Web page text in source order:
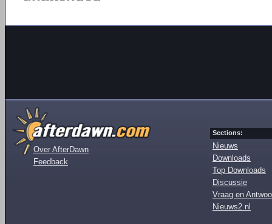
Over AfterDawn
Feedback
Sections:
Nieuws
Downloads
Top Downloads
Discussie
Vraag en
Nieuws2.nl